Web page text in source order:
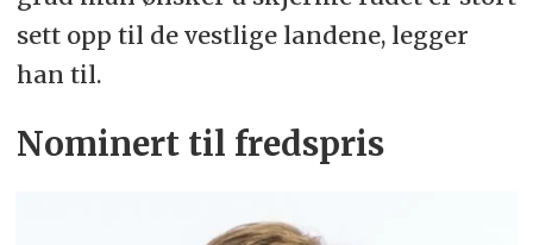
sett opp til de vestlige landene, legger
han til.
Nominert til fredspris